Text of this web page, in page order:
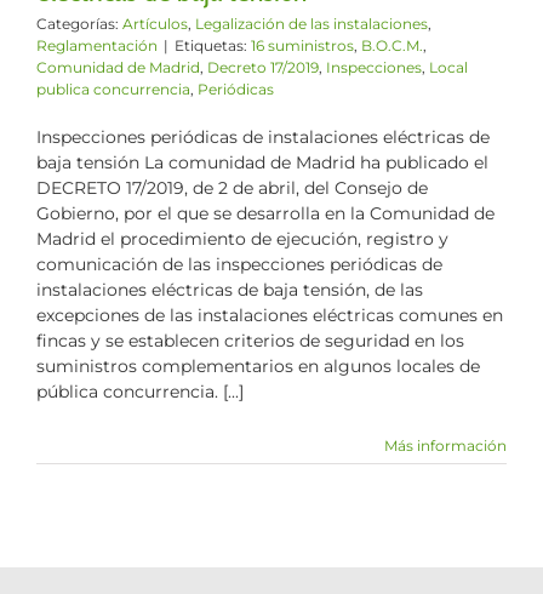
Categorías: Artículos, Legalización de las instalaciones,
Reglamentación | Etiquetas: 16 suministros, B.O.C.M.,
Comunidad de Madrid, Decreto 17/2019, Inspecciones, Local
publica concurrencia, Periódicas
Inspecciones periódicas de instalaciones eléctricas de
baja tensión La comunidad de Madrid ha publicado el
DECRETO 17/2019, de 2 de abril, del Consejo de
Gobierno, por el que se desarrolla en la Comunidad de
Madrid el procedimiento de ejecución, registro y
comunicación de las inspecciones periódicas de
instalaciones eléctricas de baja tensión, de las
excepciones de las instalaciones eléctricas comunes en
fincas y se establecen criterios de seguridad en los
suministros complementarios en algunos locales de
pública concurrencia. [...]
Más información